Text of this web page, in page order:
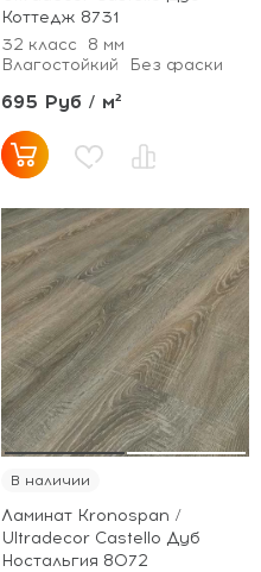
Коттедж 8731
32 класс
8 мм
Влагостойкий
Без фаски
695 Руб / м²
В наличии
Ламинат Kronospan /
Ultradecor Castello Дуб
Ностальгия 8072